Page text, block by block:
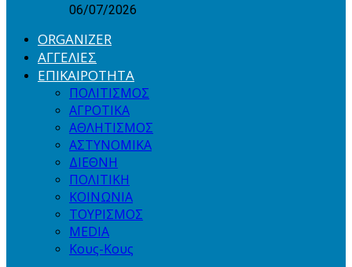
06/07/2026
ORGANIZER
ΑΓΓΕΛΙΕΣ
ΕΠΙΚΑΙΡΟΤΗΤΑ
ΠΟΛΙΤΙΣΜΟΣ
ΑΓΡΟΤΙΚΑ
ΑΘΛΗΤΙΣΜΟΣ
ΑΣΤΥΝΟΜΙΚΑ
ΔΙΕΘΝΗ
ΠΟΛΙΤΙΚΗ
ΚΟΙΝΩΝΙΑ
ΤΟΥΡΙΣΜΟΣ
MEDIA
Κους-Κους